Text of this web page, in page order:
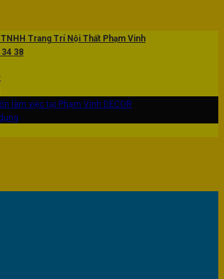
Trang Trí Nội Thất Phạm Vinh
38
làm việc tại Phạm Vinh DECOR